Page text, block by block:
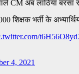
CM अब लाठियां बरसा
भर्ती के
4, 2021